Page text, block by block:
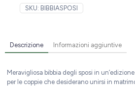
SKU: BIBBIASPOSI
Descrizione Informazioni aggiuntive
Meravigliosa bibbia degli sposi in
per le coppie che desiderano unirsi in